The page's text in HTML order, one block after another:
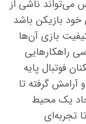
می‌تواند ناشی از
خود بازیکن باشد
بازی آن‌ها
راهکارهایی
فوتبال پایه
گرفته تا
یک محیط
تجربه‌ای